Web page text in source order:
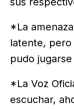
*La
latente,
pudo
*La Voz
escuchar,